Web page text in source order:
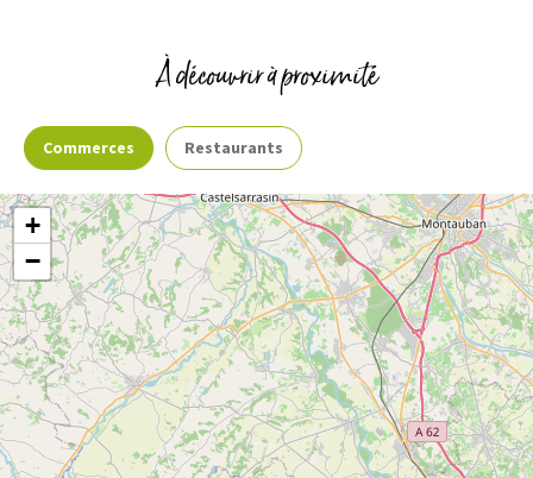
Moyens de paiement
Raquettes
4
Pyrénées Paradise
MONTARDIT
Voir
plus
+
−
À découvrir à proximité
Commerces Restaurants